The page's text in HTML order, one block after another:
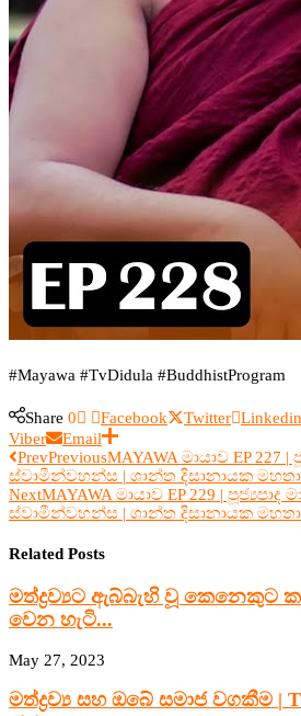
#Mayawa #TvDidula #BuddhistProgram
Share 0 Facebook Twitter Linkedin
Viber
Email
PrevPreviousMAYAWA මායාව EP 227
ස්වාමීන්වහන්ස | ශාන්ත දිසානායක මහතා
NextMAYAWA මායාව EP 229 | පූජ්‍යපාද
ස්වාමීන්වහන්ස | ශාන්ත දිසානායක මහතා
Related Posts
මත්ද්‍රව්‍යට ඇබ්බැහි වූ කෙනෙකුට
වෙන හැටි...
May 27, 2023
මත්ද්‍රව්‍ය සහ ඔබේ සමාජ වගකීම |